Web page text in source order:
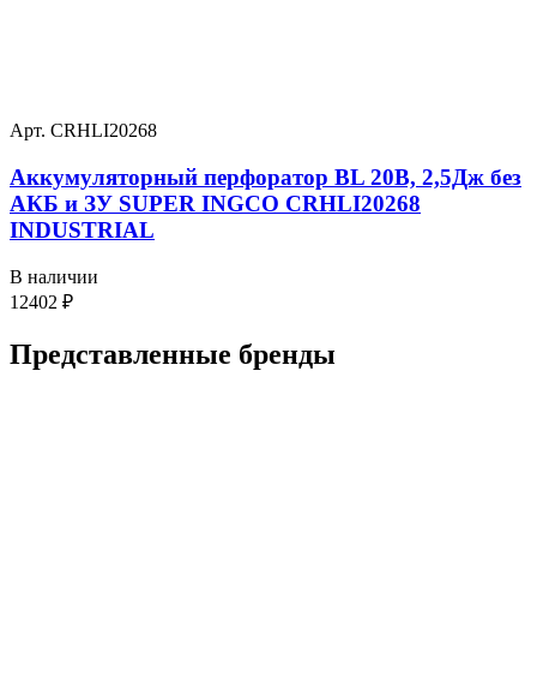
Арт. CRHLI20268
Аккумуляторный перфоратор BL 20В, 2,5Дж без
АКБ и ЗУ SUPER INGCO CRHLI20268
INDUSTRIAL
В наличии
12402 ₽
Представленные бренды